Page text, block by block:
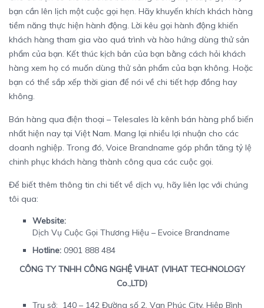
bạn cần lên lịch một cuộc gọi hẹn. Hãy khuyến khích khách hàng
tiềm năng thực hiện hành động. Lời kêu gọi hành động khiến
khách hàng tham gia vào quá trình và hào hứng dùng thử sản
phẩm của bạn. Kết thúc kịch bản của bạn bằng cách hỏi khách
hàng xem họ có muốn dùng thử sản phẩm của bạn không. Hoặc
bạn có thể sắp xếp thời gian để nói về chi tiết hợp đồng hay
không.
Bán hàng qua điện thoại – Telesales là kênh bán hàng phổ biến
nhất hiện nay tại Việt Nam. Mang lại nhiều lợi nhuận cho các
doanh nghiệp. Trong đó, Voice Brandname góp phần tăng tỷ lệ
chinh phục khách hàng thành công qua các cuộc gọi.
Để biết thêm thông tin chi tiết về dịch vụ, hãy liên lạc với chúng
tôi qua:
Website:
Dịch Vụ Cuộc Gọi Thương Hiệu – Evoice Brandname
Hotline: 0901 888 484
CÔNG TY TNHH CÔNG NGHỆ VIHAT (VIHAT TECHNOLOGY
Co.,LTD)
Trụ sở: 140 – 142 Đường số 2, Vạn Phúc City, Hiệp Bình